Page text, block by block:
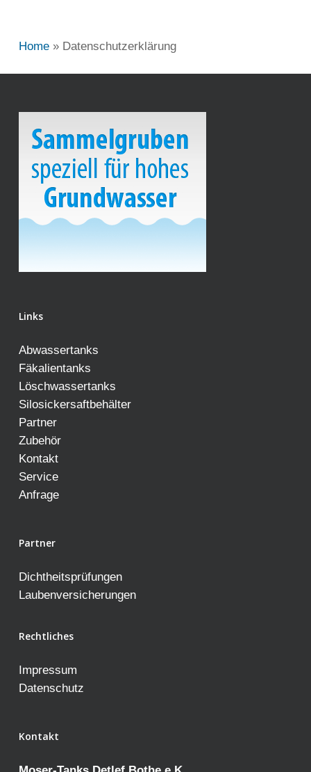
Home» Datenschutzerklärung
Links
Abwassertanks
Fäkalientanks
Löschwassertanks
Silosickersaftbehälter
Partner
Zubehör
Kontakt
Service
Anfrage
Partner
Dichtheitsprüfungen
Laubenversicherungen
Rechtliches
Impressum
Datenschutz
Kontakt